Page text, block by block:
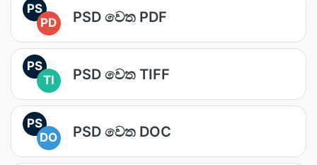
PS
PD
PSD වෙත PDF
PS
TI
PSD වෙත TIFF
PS
DO
PSD වෙත DOC